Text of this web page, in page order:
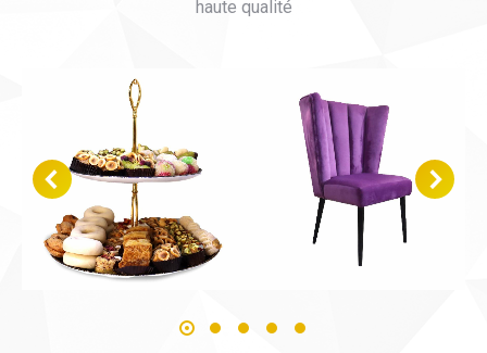
haute qualité